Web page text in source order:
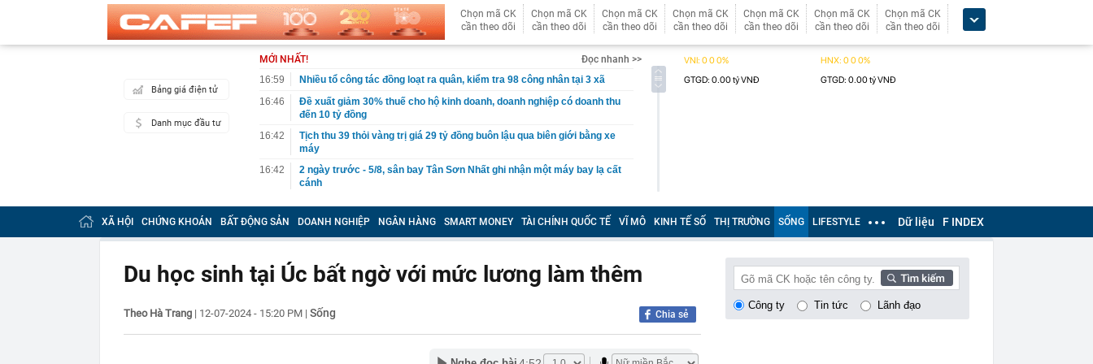
Chọn mã CK
cần theo dõi
Chọn mã CK
cần theo dõi
Chọn mã CK
cần theo dõi
Chọn mã CK
cần theo dõi
Chọn mã CK
cần theo dõi
Chọn mã CK
cần theo dõi
Chọn mã CK
cần theo dõi
Bảng giá điện tử
Danh mục đầu tư
MỚI NHẤT!
Đọc nhanh >>
16:59
Nhiều tổ công tác đồng loạt ra quân, kiểm tra 98 công nhân tại 3 xã
16:46
Đề xuất giảm 30% thuế cho hộ kinh doanh, doanh nghiệp có doanh thu
đến 10 tỷ đồng
16:42
Tịch thu 39 thỏi vàng trị giá 29 tỷ đồng buôn lậu qua biên giới bằng xe
máy
16:42
2 ngày trước - 5/8, sân bay Tân Sơn Nhất ghi nhận một máy bay lạ cất
cánh
16:40
Cắm loạt cọc thép sâu 136 mét giữa biển, hoàn thành công trình cao
bằng tòa nhà 110 tầng chưa từng có trên thế giới
16:38
9 trụ cầu Hồng Hà dần lộ diện giữa sông Hồng
tỷ đồng
16:30
Bắt giữ Lê Thị Quỳnh SN 1995 trong phòng hát karaoke
16:24
Sau ngày 31/8, một ngân hàng có thể từ chối giao dịch rút/chuyển tiền
XÃ HỘI CHỨNG KHOÁN BẤT ĐỘNG SẢN DOANH NGHIỆP NGÂN HÀNG SMART MONEY TÀI CHÍNH QUỐC TẾ VĨ MÔ KINH TẾ SỐ THỊ TRƯỜNG SỐNG LIFESTYLE Dữ liệu F INDEX
Du học sinh tại Úc bất ngờ với mức lương làm thêm
Theo Hà Trang | 12-07-2024 - 15:20 PM | Sống Chia sẻ
Công ty Tin tức Lãnh đạo